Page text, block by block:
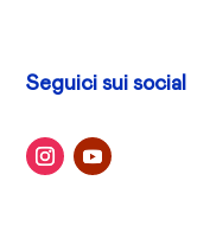
Seguici sui social